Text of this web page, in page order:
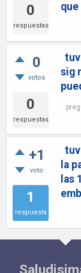
0
respuestas
0
votos
0
respuestas
sig
+1
voto
1
respuesta
la
las